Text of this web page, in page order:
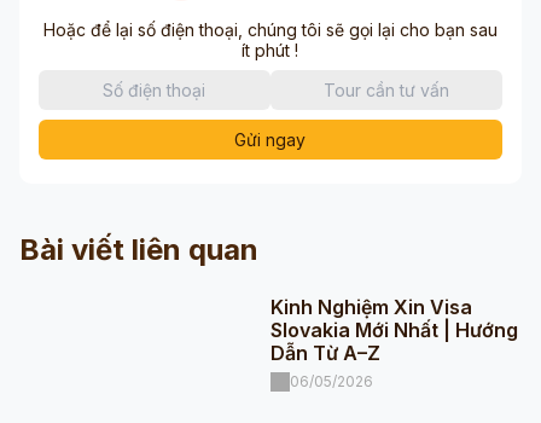
Hoặc để lại số điện thoại, chúng tôi sẽ gọi lại cho bạn sau
ít phút !
Gửi ngay
Bài viết liên quan
Kinh Nghiệm Xin Visa
Slovakia Mới Nhất | Hướng
Dẫn Từ A–Z
06/05/2026